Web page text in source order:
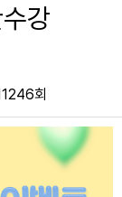
학생
강
회